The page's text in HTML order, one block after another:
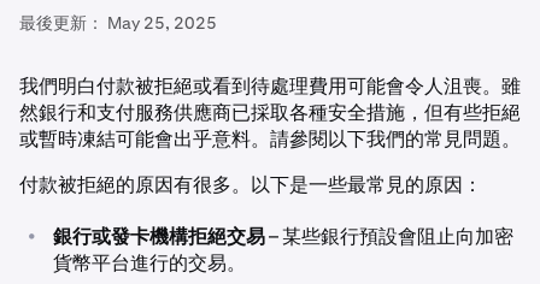
最後更新： May 25, 2025
我們明白付款被拒絕或看到待處理費用可能會令人沮喪。雖
然銀行和支付服務供應商已採取各種安全措施，但有些拒絕
或暫時凍結可能會出乎意料。請參閱以下我們的常見問題。
付款被拒絕的原因有很多。以下是一些最常見的原因：
• 銀行或發卡機構拒絕交易– 某些銀行預設會阻止向加密
貨幣平台進行的交易。